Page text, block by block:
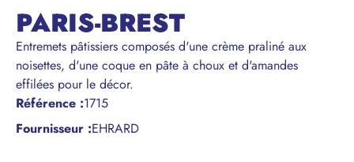
PARIS-BREST
Entremets pâtissiers composés d'une crème praliné aux
noisettes, d'une coque en pâte à choux et d'amandes
effilées pour le décor.
Référence :1715
Fournisseur :EHRARD